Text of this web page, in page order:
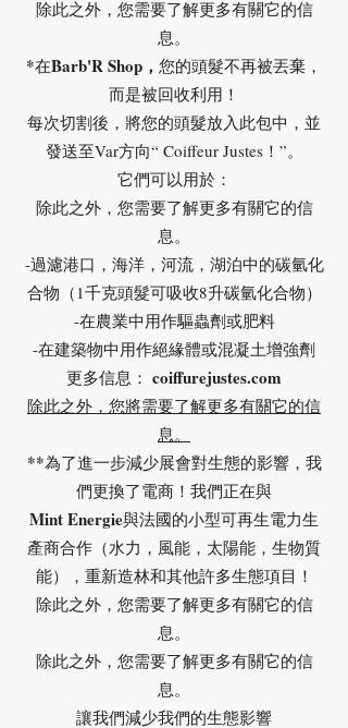
除此之外，您需要了解更多有關它的信
息。
*在Barb'R Shop， 您的頭髮不再被丟棄，
而是被回收利用！
每次切割後，將您的頭髮放入此包中，並
發送至Var方向“ Coiffeur Justes！”。
它們可以用於：
除此之外，您需要了解更多有關它的信
息。
-過濾港口，海洋，河流，湖泊中的碳氫化
合物（1千克頭髮可吸收8升碳氫化合物）
-在農業中用作驅蟲劑或肥料
-在建築物中用作絕緣體或混凝土增強劑
更多信息： coiffurejustes.com
除此之外，您將需要了解更多有關它的信
息。
**為了進一步減少展會對生態的影響，我
們更換了電商！我們正在與
Mint Energie與法國的小型可再生電力生
產商合作（水力，風能，太陽能，生物質
能），重新造林和其他許多生態項目！
除此之外，您需要了解更多有關它的信
息。
除此之外，您需要了解更多有關它的信
息。
讓我們減少我們的生態影響